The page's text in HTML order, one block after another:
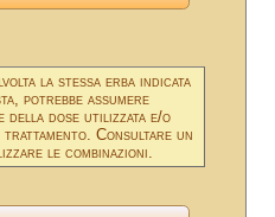
la stessa erba indicata
potrebbe assumere
della dose utilizzata e/o
Consultare un
le combinazioni.